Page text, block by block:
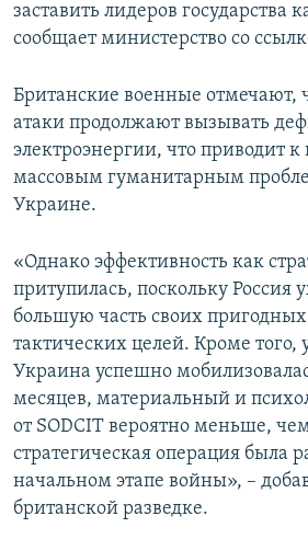
заставить лидеров государства
сообщает министерство со
Британские военные отмечают,
атаки продолжают вызывать
электроэнергии, что приводит
массовым гуманитарным
Украине.
«Однако эффективность как
притупилась, поскольку Россия
большую часть своих
тактических целей. Кроме того,
Украина успешно
месяцев, материальный и
от SODCIT вероятно меньше,
стратегическая операция была
начальном этапе войны», –
британской разведке.